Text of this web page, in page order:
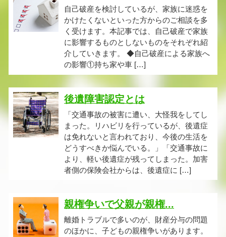
自己破産を検討しているが、家族に迷惑を
かけたくないといった方からのご相談を多
く受けます。本記事では、自己破産で家族
に影響するものとしないものをそれぞれ紹
介していきます。 ◆自己破産による家族へ
の影響①持ち家や車 […]
後遺障害認定とは
「交通事故の被害に遭い、大怪我をしてし
まった。リハビリを行っているが、後遺症
は免れないと言われており、今後の生活を
どうすべきか悩んでいる。」「交通事故に
より、軽い後遺症が残ってしまった。加害
者側の保険会社からは、後遺症に […]
親権争いで父親が親権...
離婚トラブルで多いのが、財産分与の問題
のほかに、子どもの親権争いがあります。